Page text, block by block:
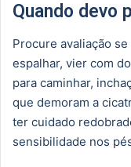
Quando devo
Procure avaliação
espalhar, vier com
para caminhar,
que demoram a
ter cuidado
sensibilidade nos